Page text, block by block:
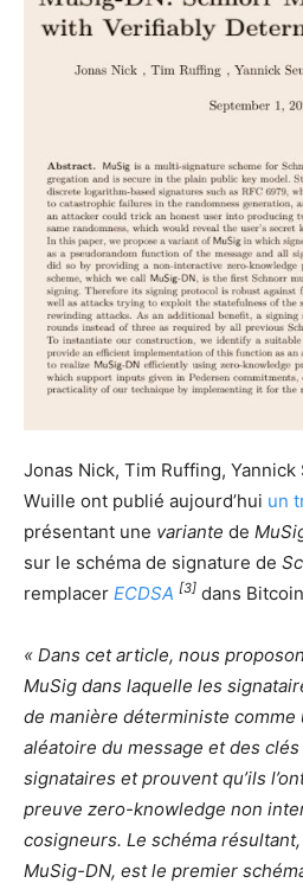
Jonas Nick, Tim Ruffing, Yannick
Wuille ont publié aujourd’hui un
présentant une variante de
sur le schéma de signature de
remplacer ECDSA [3] dans
« Dans cet article, nous
MuSig dans laquelle les
de manière déterministe
aléatoire du message et des
signataires et prouvent qu’ils
preuve zero-knowledge non
cosigneurs. Le schéma
MuSig-DN, est le premier